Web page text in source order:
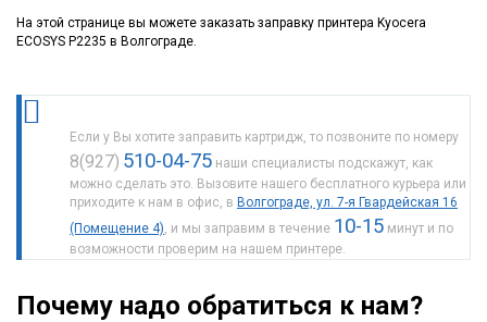
На этой странице вы можете заказать заправку принтера Kyocera
ECOSYS P2235 в Волгограде.
Если у Вы хотите заправить картридж, то позвоните по номеру
8(927) 510-04-75 наши специалисты подскажут, как
можно сделать это. Вызовите нашего бесплатного курьера или
приходите к нам в офис, в Волгограде, ул. 7-я Гвардейская 16
(Помещение 4) , и мы заправим в течение 10-15 минут и по
возможности проверим на нашем принтере.
Почему надо обратиться к нам?